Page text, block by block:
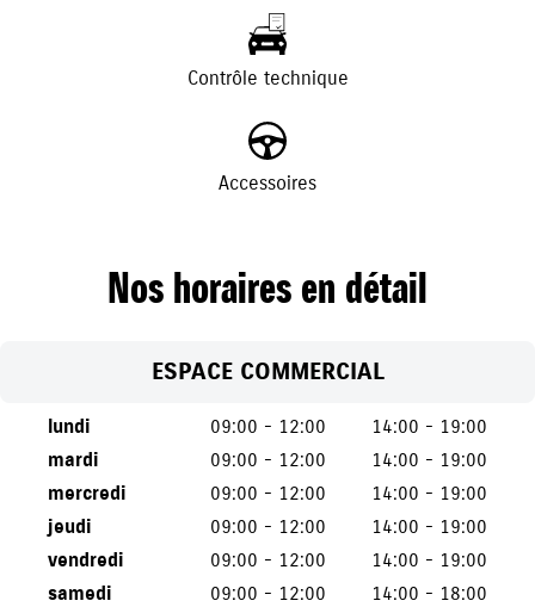
Contrôle technique
Accessoires
Nos horaires en détail
ESPACE COMMERCIAL
lundi 09:00 - 12:00
14:00 - 19:00
mardi
09:00 - 12:00
14:00 - 19:00
mercredi
09:00 - 12:00
14:00 - 19:00
jeudi
09:00 - 12:00
14:00 - 19:00
vendredi
09:00 - 12:00
14:00 - 19:00
samedi
09:00 - 12:00 14:00 - 18:00